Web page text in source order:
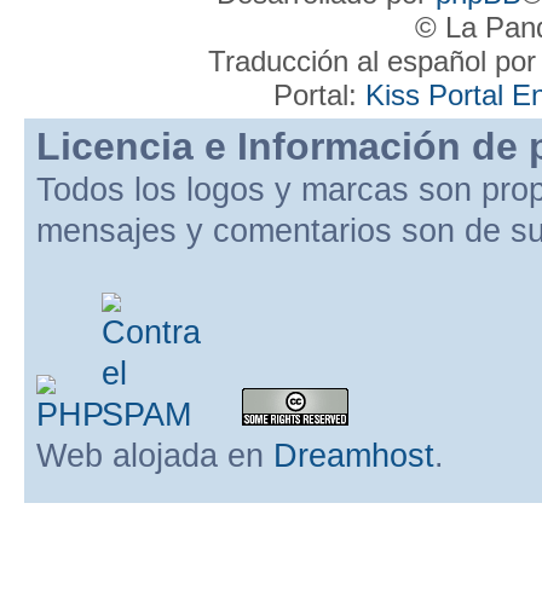
© La
Traducción al español
Portal: Kiss Portal
Licencia e Información de
Todos los logos y marcas son
mensajes y comentarios son de
Web alojada en Dreamhost.